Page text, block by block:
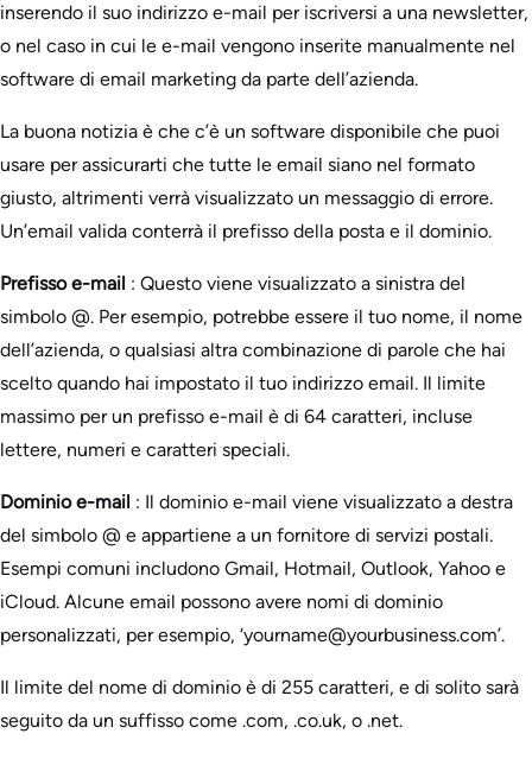
inserendo il suo indirizzo e-mail per iscriversi a una newsletter,
o nel caso in cui le e-mail vengono inserite manualmente nel
software di email marketing da parte dell’azienda.
La buona notizia è che c’è un software disponibile che puoi
usare per assicurarti che tutte le email siano nel formato
giusto, altrimenti verrà visualizzato un messaggio di errore.
Un’email valida conterrà il prefisso della posta e il dominio.
Prefisso e-mail : Questo viene visualizzato a sinistra del
simbolo @. Per esempio, potrebbe essere il tuo nome, il nome
dell’azienda, o qualsiasi altra combinazione di parole che hai
scelto quando hai impostato il tuo indirizzo email. Il limite
massimo per un prefisso e-mail è di 64 caratteri, incluse
lettere, numeri e caratteri speciali.
Dominio e-mail : Il dominio e-mail viene visualizzato a destra
del simbolo @ e appartiene a un fornitore di servizi postali.
Esempi comuni includono Gmail, Hotmail, Outlook, Yahoo e
iCloud. Alcune email possono avere nomi di dominio
personalizzati, per esempio, ‘yourname@yourbusiness.com’.
Il limite del nome di dominio è di 255 caratteri, e di solito sarà
seguito da un suffisso come .com, .co.uk, o .net.